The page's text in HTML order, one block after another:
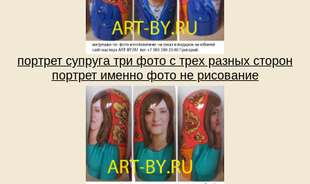
портрет супруга три фото с трех разных сторон
портрет именно фото не рисование